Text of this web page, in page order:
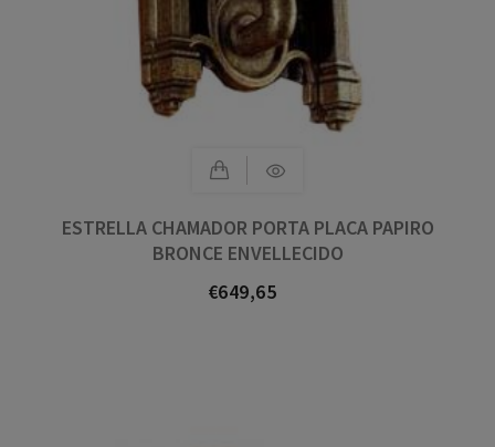
ESTRELLA CHAMADOR PORTA PLACA PAPIRO
BRONCE ENVELLECIDO
Prezo
€649,65